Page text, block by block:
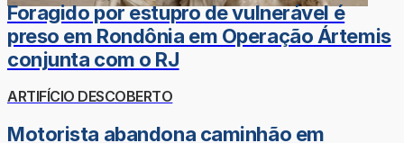
Foragido por estupro de vulnerável é
preso em Rondônia em Operação Ártemis
conjunta com o RJ
ARTIFÍCIO DESCOBERTO
Motorista abandona caminhão em